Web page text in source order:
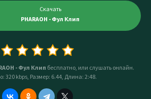
Скачать
PHARAOH - Фул Клип
- Фул Клип бесплатно, или слушать онлайн.
320 kbps, Размер: 6.44, Длина: 2:48.